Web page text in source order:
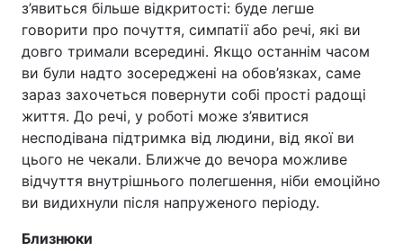
з’явиться більше відкритості: буде легше
говорити про почуття, симпатії або речі, які ви
довго тримали всередині. Якщо останнім часом
ви були надто зосереджені на обов’язках, саме
зараз захочеться повернути собі прості радощі
життя. До речі, у роботі може з’явитися
несподівана підтримка від людини, від якої ви
цього не чекали. Ближче до вечора можливе
відчуття внутрішнього полегшення, ніби емоційно
ви видихнули після напруженого періоду.
Близнюки